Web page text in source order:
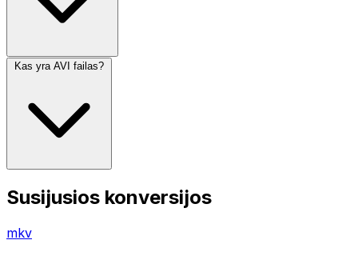
Kas yra AVI failas?
Susijusios konversijos
mkv